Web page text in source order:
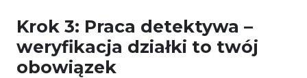
Krok 3: Praca detektywa –
weryfikacja działki to twój
obowiązek